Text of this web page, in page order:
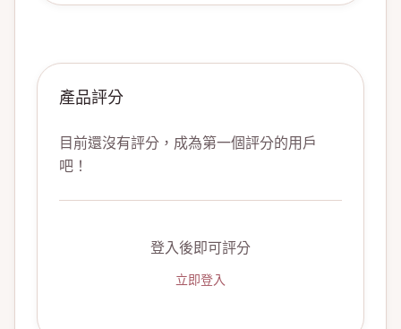
產品評分
目前還沒有評分，成為第一個評分的用戶
吧！
登入後即可評分
立即登入